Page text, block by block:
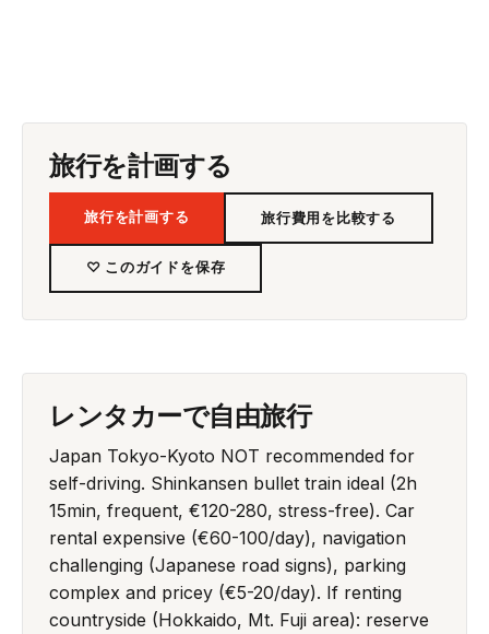
旅行を計画する
旅行を計画する 旅行費用を比較する
♡ このガイドを保存
レンタカーで自由旅行
Japan Tokyo-Kyoto NOT recommended for
self-driving. Shinkansen bullet train ideal (2h
15min, frequent, €120-280, stress-free). Car
rental expensive (€60-100/day), navigation
challenging (Japanese road signs), parking
complex and pricey (€5-20/day). If renting
countryside (Hokkaido, Mt. Fuji area): reserve